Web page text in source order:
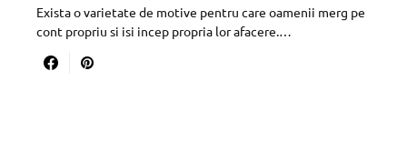
Exista o varietate de motive pentru care oamenii merg pe
cont propriu si isi incep propria lor afacere.…